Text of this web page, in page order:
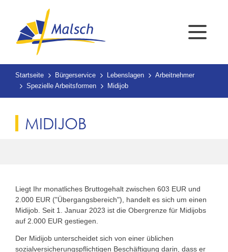
Startseite Bürgerservice Lebenslagen
Arbeitnehmer
Spezielle Arbeitsformen
Midijob
MIDIJOB
Liegt Ihr monatliches Bruttogehalt zwischen 603 EUR und
2.000 EUR ("Übergangsbereich"), handelt es sich um einen
Midijob. Seit 1. Januar 2023 ist die Obergrenze für Midijobs
auf 2.000 EUR gestiegen.
Der Midijob unterscheidet sich von einer üblichen
sozialversicherungspflichtigen Beschäftigung darin, dass er